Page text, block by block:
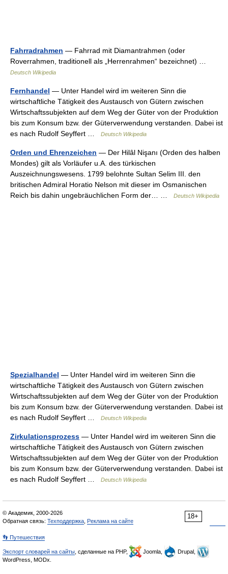
Fahrradrahmen — Fahrrad mit Diamantrahmen (oder
Roverrahmen, traditionell als „Herrenrahmen“ bezeichnet) …
Deutsch Wikipedia
Fernhandel — Unter Handel wird im weiteren Sinn die
wirtschaftliche Tätigkeit des Austausch von Gütern zwischen
Wirtschaftssubjekten auf dem Weg der Güter von der Produktion
bis zum Konsum bzw. der Güterverwendung verstanden. Dabei ist
es nach Rudolf Seyffert …
Deutsch Wikipedia
Orden und Ehrenzeichen — Der Hilâl Nişanı (Orden des halben
Mondes) gilt als Vorläufer u.A. des türkischen
Auszeichnungswesens. 1799 belohnte Sultan Selim III. den
britischen Admiral Horatio Nelson mit dieser im Osmanischen
Reich bis dahin ungebräuchlichen Form der… …
Deutsch Wikipedia
Spezialhandel — Unter Handel wird im weiteren Sinn die
wirtschaftliche Tätigkeit des Austausch von Gütern zwischen
Wirtschaftssubjekten auf dem Weg der Güter von der Produktion
bis zum Konsum bzw. der Güterverwendung verstanden. Dabei ist
es nach Rudolf Seyffert …
Deutsch Wikipedia
Zirkulationsprozess — Unter Handel wird im weiteren Sinn die
wirtschaftliche Tätigkeit des Austausch von Gütern zwischen
Wirtschaftssubjekten auf dem Weg der Güter von der Produktion
bis zum Konsum bzw. der Güterverwendung verstanden. Dabei ist
es nach Rudolf Seyffert …
Deutsch Wikipedia
18+
© Академик, 2000-2026
Обратная связь: Техподдержка Реклама на сайте
👣 Путешествия
Экспорт словарей на сайты , сделанные на PHP, Joomla,
Drupal,
WordPress, MODx.